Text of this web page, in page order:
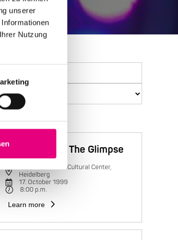
unserer
Nutzung
Trilok Gurtu & The Glimpse
Karlstorbahnhof Cultural Center,
Heidelberg
17. October 1999
8:00 p.m.
Learn more